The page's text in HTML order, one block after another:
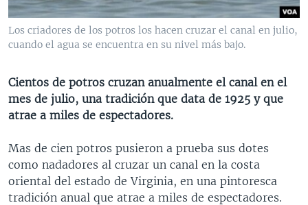
VENEZUELA
BRASIL
NICARAGUA
ECONOMÍA
ENTRETENIMIENTO Y CULTURA
DEPORTES
CIENCIA Y SALUD
MULTIMEDIA
VIDEOS
AUDIOS
PROGRAMAS TV
FORO INTERAMERICANO
VISIÓN 360
PANORAMA
AVANCE INFORMATIVO
AUDIONOTICIAS
ESTADOS UNIDOS AL DÍA
EL MUNDO AL DÍA [RADIO]
DIRECT
DOCUMENTALES DE LA VOA
Learning English
SÍGANOS
Los criadores de los potros los hacen cruzar el canal en julio,
cuando el agua se encuentra en su nivel más bajo.
Cientos de potros cruzan anualmente el canal en el
mes de julio, una tradición que data de 1925 y que
atrae a miles de espectadores.
Mas de cien potros pusieron a prueba sus dotes
como nadadores al cruzar un canal en la costa
oriental del estado de Virginia, en una pintoresca
tradición anual que atrae a miles de espectadores.